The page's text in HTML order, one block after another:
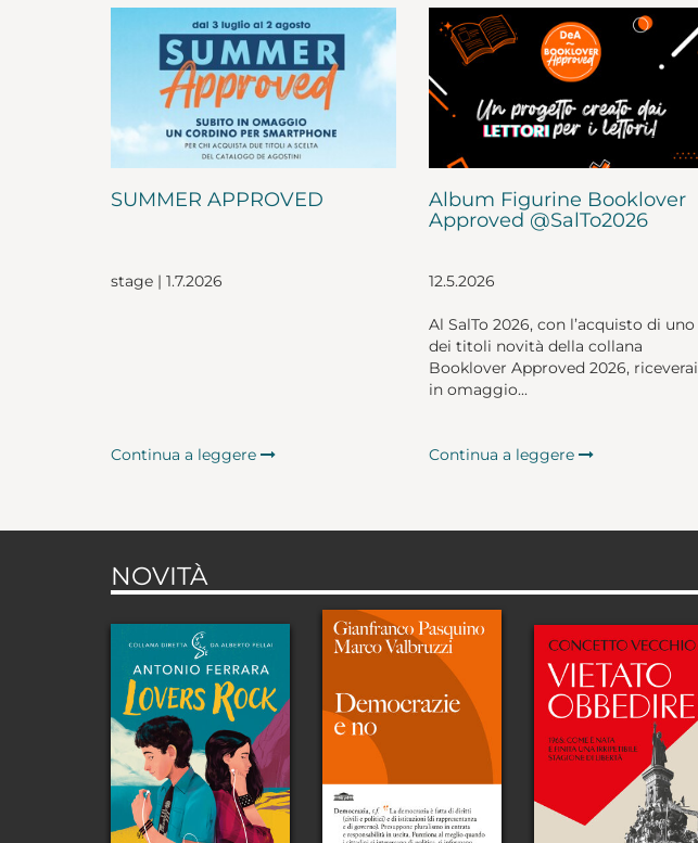
SUMMER APPROVED
stage | 1.7.2026
Continua a leggere
Album Figurine Booklover
Approved @SalTo2026
12.5.2026
Al SalTo 2026, con l’acquisto di uno
dei titoli novità della collana
Booklover Approved 2026, riceverai
in omaggio...
Continua a leggere
NOVITÀ